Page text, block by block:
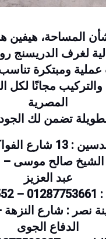
المساحة، هيفين
لغرف الدريسنج
ومبتكرة
والتركيب مجانًا لكل
المصرية
تضمن لك
فرع المهندسين : 13
صالح موسى –
عبد العزيز
نصر : شارع النزهة
الدفاع الجوى